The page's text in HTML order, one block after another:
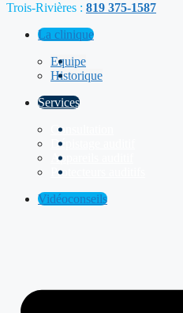
Trois-Rivières : 819 375-1587
La clinique
Equipe
Historique
Services
Consultation
Dépistage auditif
Appareils auditif
Protecteurs auditifs
Vidéoconseils